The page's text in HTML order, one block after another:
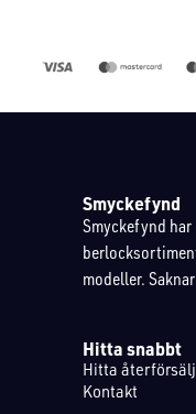
Smyckefynd
Smyckefynd
modeller.
Hitta snabbt
Hitta
Kontakt